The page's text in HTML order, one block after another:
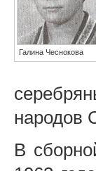
Галина Чеснокова
народов
В